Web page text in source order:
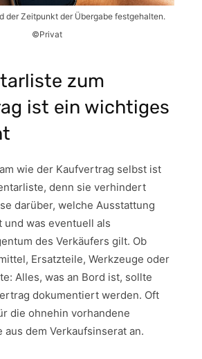
der Zeitpunkt der Übergabe festgehalten.
©Privat
zum
ist ein wichtiges
wie der Kaufvertrag selbst ist
denn sie verhindert
darüber, welche Ausstattung
und was eventuell als
des Verkäufers gilt. Ob
Ersatzteile, Werkzeuge oder
Alles, was an Bord ist, sollte
dokumentiert werden. Oft
die ohnehin vorhandene
dem Verkaufsinserat an.